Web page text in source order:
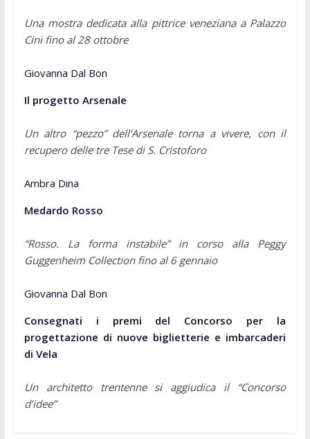
Una mostra dedicata alla pittrice veneziana a Palazzo
Cini fino al 28 ottobre
Giovanna Dal Bon
Il progetto Arsenale
Un altro “pezzo” dell’Arsenale torna a vivere, con il
recupero delle tre Tese di S. Cristoforo
Ambra Dina
Medardo Rosso
“Rosso. La forma instabile” in corso alla Peggy
Guggenheim Collection fino al 6 gennaio
Giovanna Dal Bon
Consegnati i premi del Concorso per la
progettazione di nuove biglietterie e imbarcaderi
di Vela
Un architetto trentenne si aggiudica il “Concorso
d’idee”